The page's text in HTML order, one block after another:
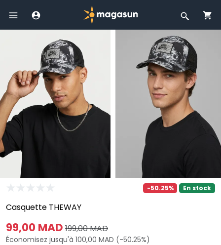
-50.25% En stock
Casquette THEWAY
99,00 MAD 199,00 MAD
Économisez jusqu'à 100,00 MAD (-50.25%)